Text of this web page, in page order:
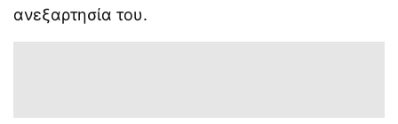
ανεξαρτησία του.